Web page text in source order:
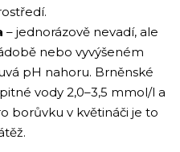
– jednorázově nevadí, ale
nebo vyvýšeném
pH nahoru. Brněnské
vody 2,0–3,5 mmol/l a
borůvku v květináči je to